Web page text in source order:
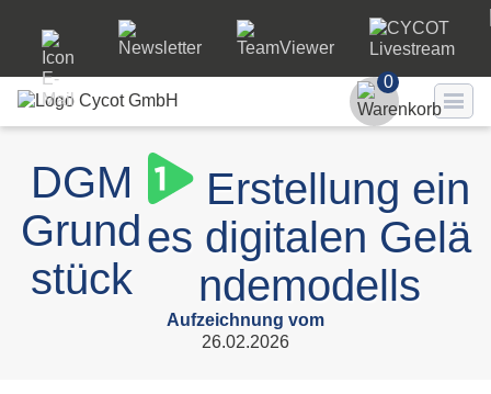
Passwort
0
DGM
Grund
stück
Erstellung ein
es digitalen Gelä
ndemodells
Aufzeichnung vom
26.02.2026